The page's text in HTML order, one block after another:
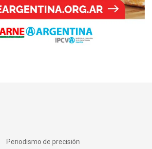
Periodismo de precisión